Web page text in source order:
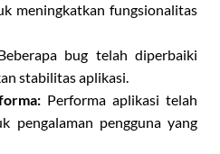
meningkatkan fungsionalitas
bug telah diperbaiki
stabilitas aplikasi.
Performa aplikasi telah
pengalaman pengguna yang